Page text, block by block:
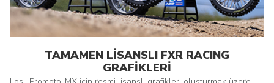
TAMAMEN LİSANSLI FXR RACING
GRAFİKLERİ